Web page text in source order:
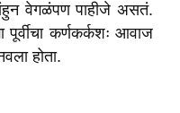
वेगळंपण पाहीजे असतं.
पूर्वीचा कर्णकर्कशः आवाज
होता.